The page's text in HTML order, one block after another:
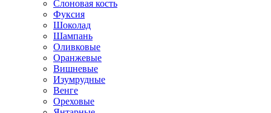
Слоновая кость
Фуксия
Шоколад
Шампань
Оливковые
Оранжевые
Вишневые
Изумрудные
Венге
Ореховые